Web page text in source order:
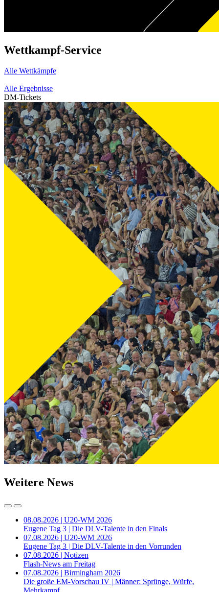
Wettkampf-Service
Alle Wettkämpfe
Alle Ergebnisse
DM-Tickets
Weitere News
08.08.2026 | U20-WM 2026
Eugene Tag 3 | Die DLV-Talente in den Finals
07.08.2026 | U20-WM 2026
Eugene Tag 3 | Die DLV-Talente in den Vorrunden
07.08.2026 | Notizen
Flash-News am Freitag
07.08.2026 | Birmingham 2026
Die große EM-Vorschau IV | Männer: Sprünge, Würfe,
Mehrkampf